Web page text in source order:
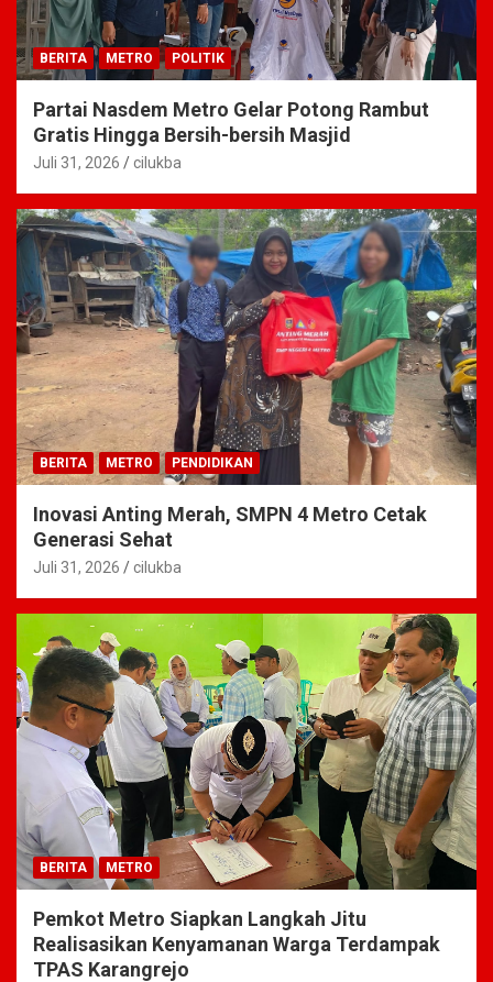
BERITA METRO POLITIK
Partai Nasdem Metro Gelar Potong Rambut
Gratis Hingga Bersih-bersih Masjid
Juli 31, 2026 cilukba
BERITA METRO PENDIDIKAN
Inovasi Anting Merah, SMPN 4 Metro Cetak
Generasi Sehat
Juli 31, 2026 cilukba
BERITA METRO
Pemkot Metro Siapkan Langkah Jitu
Realisasikan Kenyamanan Warga Terdampak
TPAS Karangrejo